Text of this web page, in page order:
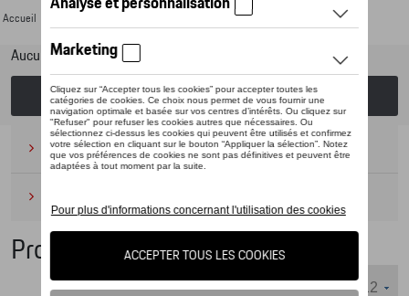
Accueil Confort et protection > Protection de clés
Aucun modèle sélectionné (Tout afficher)
Choisissez un modèle
Camping(2)
Protection de clés
Nombre d'éléments affichés :